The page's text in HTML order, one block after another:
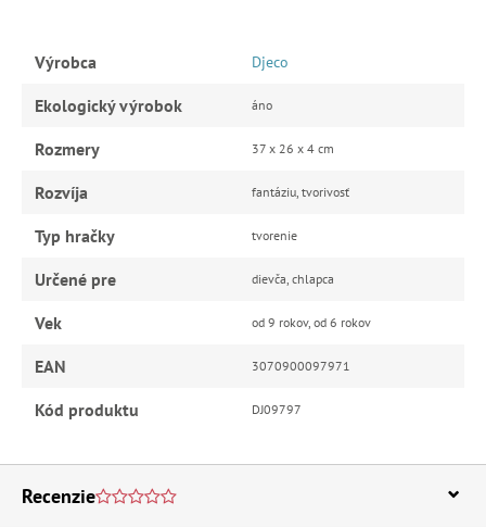
Výrobca Djeco
Ekologický výrobok áno
Rozmery 37 x 26 x 4 cm
Rozvíja fantáziu, tvorivosť
Typ hračky tvorenie
Určené pre dievča, chlapca
Vek od 9 rokov, od 6 rokov
EAN 3070900097971
Kód produktu DJ09797
Recenzie